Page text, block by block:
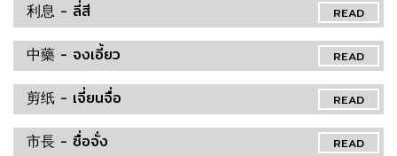
READ
利息 - ลี่สี
READ
中藥 - จงเอี้ยว
READ
剪纸 - เจี่ยนจื่อ
READ
市長 - ซื่อจั่ง